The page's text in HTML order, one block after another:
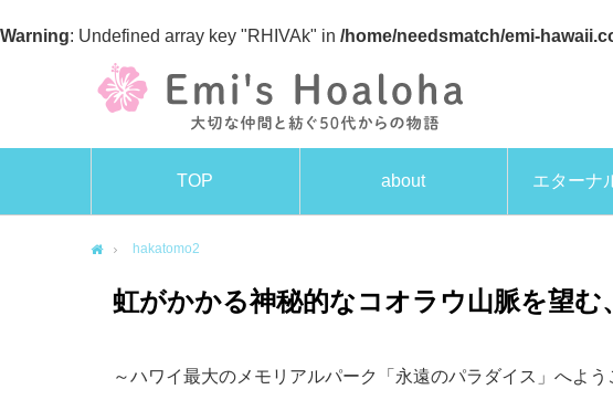
Warning: Undefined array key "RHIVAk" in /home/needsmatch/emi-
TOP about エターナ
hakatomo2
虹がかかる神秘的なコオラウ山脈を望
～ハワイ最大のメモリアルパーク「永遠のパラダイス」へよう